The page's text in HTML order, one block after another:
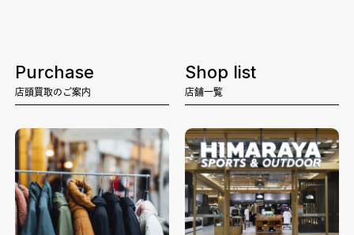
Purchase
店頭買取のご案内
Shop list
店舗一覧